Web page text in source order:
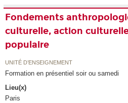
Fondements
culturelle, action
populaire
UNITÉ D’ENSEIGNEMENT
Formation en présentiel soir ou samedi
Lieu(x)
Paris